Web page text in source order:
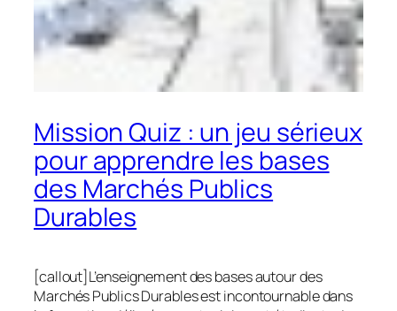
Mission Quiz : un jeu sérieux
pour apprendre les bases
des Marchés Publics
Durables
[callout]L’enseignement des bases autour des
Marchés Publics Durables est incontournable dans